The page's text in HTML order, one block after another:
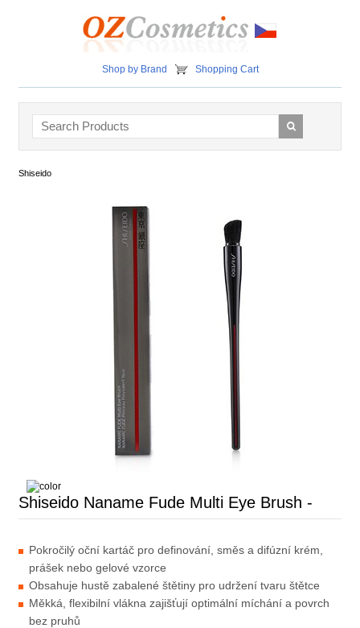
Shop by Brand Shopping Cart
Shiseido
Shiseido Naname Fude Multi Eye Brush -
Pokročilý oční kartáč pro definování, směs a difúzní krém,
prášek nebo gelové vzorce
Obsahuje hustě zabalené štětiny pro udržení tvaru štětce
Měkká, flexibilní vlákna zajišťují optimální míchání a povrch
bez pruhů